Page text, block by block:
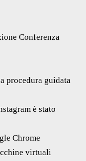
Conferenza
procedura guidata
è stato
Chrome
virtuali